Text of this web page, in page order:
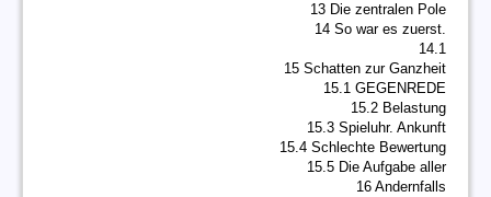
13 Die zentralen Pole
14 So war es zuerst.
14.1
15 Schatten zur Ganzheit
15.1 GEGENREDE
15.2 Belastung
15.3 Spieluhr. Ankunft
15.4 Schlechte Bewertung
15.5 Die Aufgabe aller
16 Andernfalls